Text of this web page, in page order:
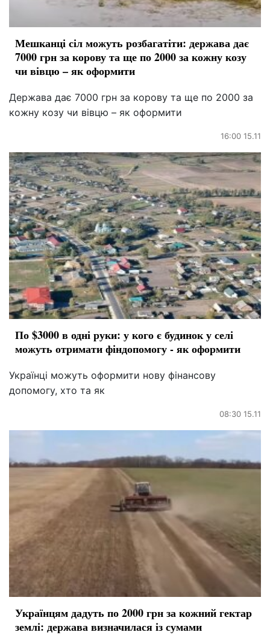
Мешканці сіл можуть розбагатіти: держава дає
7000 грн за корову та ще по 2000 за кожну козу
чи вівцю – як оформити
Держава дає 7000 грн за корову та ще по 2000 за
кожну козу чи вівцю – як оформити
16:00 15.11
По $3000 в одні руки: у кого є будинок у селі
можуть отримати фіндопомогу - як оформити
Українці можуть оформити нову фінансову
допомогу, хто та як
08:30 15.11
Українцям дадуть по 2000 грн за кожний гектар
землі: держава визначилася із сумами